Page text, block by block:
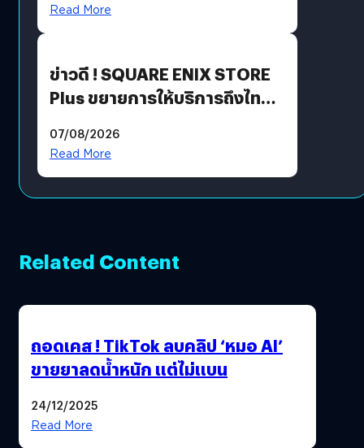
Read More
ข่าวดี ! SQUARE ENIX STORE
Plus ขยายการให้บริการถึงไทย
โดยตรง
07/08/2026
Read More
Related Content
ถอดเคส ! TikTok ลบคลิป ‘หมอ AI’
ขายยาลดน้ำหนัก แต่ไม่แบน
24/12/2025
Read More